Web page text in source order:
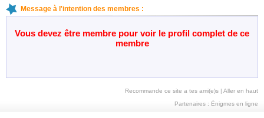
Message à l'intention des membres :
Vous devez être membre pour voir le profil complet de ce
membre
Recommande ce site a tes ami(e)s | Aller en haut
Partenaires : Énigmes en ligne